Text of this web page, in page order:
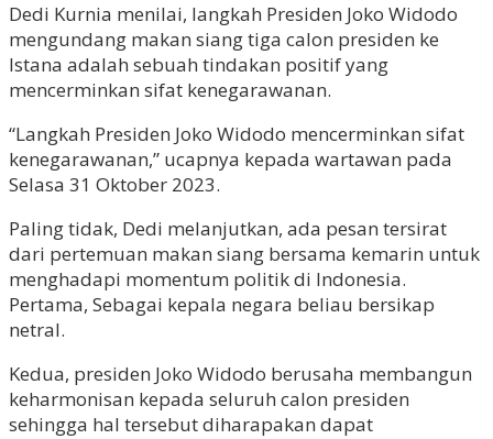
Dedi Kurnia menilai, langkah Presiden Joko Widodo
mengundang makan siang tiga calon presiden ke
Istana adalah sebuah tindakan positif yang
mencerminkan sifat kenegarawanan.
“Langkah Presiden Joko Widodo mencerminkan sifat
kenegarawanan,” ucapnya kepada wartawan pada
Selasa 31 Oktober 2023.
Paling tidak, Dedi melanjutkan, ada pesan tersirat
dari pertemuan makan siang bersama kemarin untuk
menghadapi momentum politik di Indonesia.
Pertama, Sebagai kepala negara beliau bersikap
netral.
Kedua, presiden Joko Widodo berusaha membangun
keharmonisan kepada seluruh calon presiden
sehingga hal tersebut diharapakan dapat